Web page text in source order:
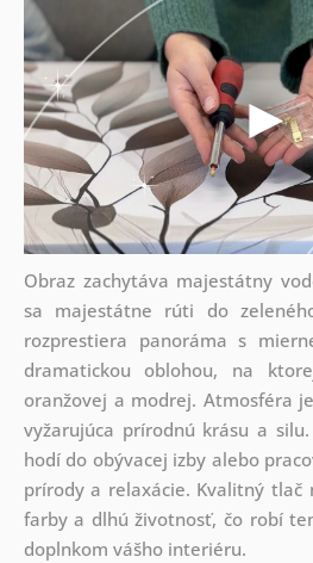
Obraz zachytáva majestátny
sa majestátne rúti do
rozprestiera panoráma s
dramatickou oblohou, na
oranžovej a modrej. Atmosféra
vyžarujúca prírodnú krásu a
hodí do obývacej izby alebo
prírody a relaxácie. Kvalitný tlač
farby a dlhú životnosť, čo robí
doplnkom vášho interiéru.